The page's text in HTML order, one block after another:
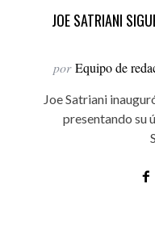
JOE SATRIANI
por Equipo de
Joe Satriani
presentando su